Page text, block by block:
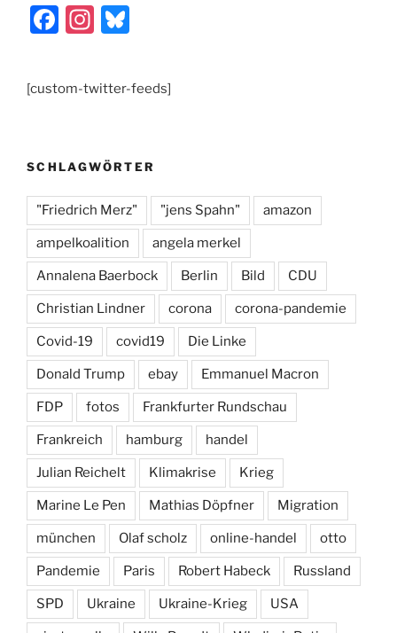
F
e
o
o
k
In
a
gr
m
e
s
y
[custom-twitter-feeds]
SCHLAGWÖRTER
"Friedrich Merz" "jens Spahn" amazon
ampelkoalition angela merkel
Annalena Baerbock Berlin Bild CDU
Christian Lindner corona corona-pandemie
Covid-19 covid19 Die Linke
Donald Trump ebay Emmanuel Macron
FDP fotos Frankfurter Rundschau
Frankreich hamburg handel
Julian Reichelt Klimakrise Krieg
Marine Le Pen Mathias Döpfner Migration
münchen Olaf scholz online-handel otto
Pandemie Paris Robert Habeck Russland
SPD Ukraine Ukraine-Krieg USA